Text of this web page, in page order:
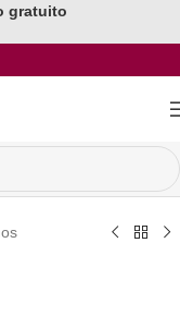
gratuito